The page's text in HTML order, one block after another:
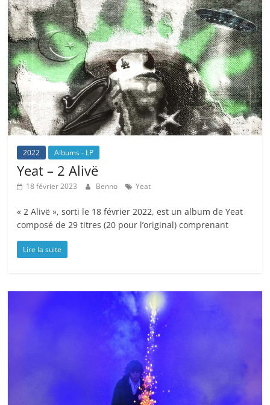
2022 Albums - LP
Yeat – 2 Alivë
18 février 2023 Benno Yeat
« 2 Alivë », sorti le 18 février 2022, est un album de Yeat
composé de 29 titres (20 pour l’original) comprenant
Lire la suite